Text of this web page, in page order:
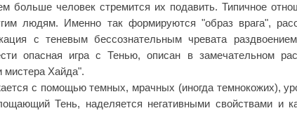
больше человек стремится их подавить. Типичное
людям. Именно так формируются "образ врага",
с теневым бессознательным чревата
опасная игра с Тенью, описан в замечательном
мистера Хайда".
с помощью темных, мрачных (иногда темнокожих),
Тень, наделяется негативными свойствами и